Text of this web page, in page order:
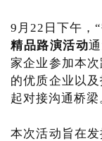
9月22日下午，“
精品路演活动
家企业参加本
的优质企业以
起对接沟通桥梁
本次活动旨在